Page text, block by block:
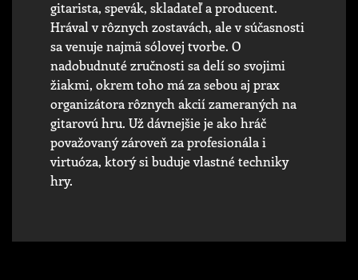
gitarista, spevák, skladateľ a producent.
Hrával v rôznych zostavách, ale v súčasnosti
sa venuje najmä sólovej tvorbe. O
nadobudnuté zručnosti sa delí so svojimi
žiakmi, okrem toho má za sebou aj prax
organizátora rôznych akcií zameraných na
gitarovú hru. Už dávnejšie je ako hráč
považovaný zároveň za profesionála i
virtuóza, ktorý si buduje vlastné techniky
hry.